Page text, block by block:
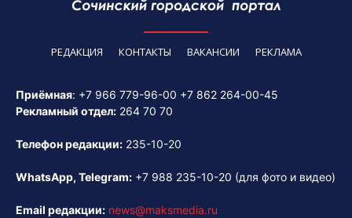
РЕДАКЦИЯ КОНТАКТЫ ВАКАНСИИ РЕКЛАМА
Приёмная: +7 966 779-96-00 +7 862 264-00-45
Рекламный отдел: 264 70 70
Телефон редакции: 235-10-20
WhatsApp, Telegram: +7 988 235-10-20 (для фото и видео)
Email редакции: news@maksmedia.ru